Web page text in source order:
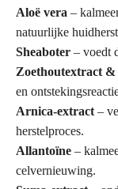
Aloë vera –
natuurlijke
Sheaboter – voedt
Zoethoutextract
en
Arnica-extract –
herstelproces.
Allantoïne –
celvernieuwing.